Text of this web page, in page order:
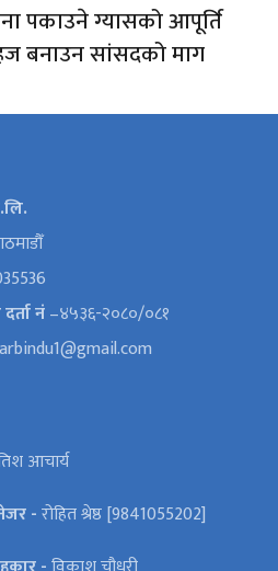
पकाउने ग्यासको आपूर्ति
बनाउन सांसदको माग
नं–४५३६-२०८०/०८१
आचार्य
-रोहित श्रेष्ठ [9841055202]